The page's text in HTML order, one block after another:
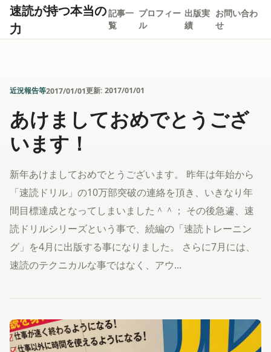
速読が持つ本当の
力
記事一
覧
プロフィー
ル
出版実
績
お問い合わ
せ
近況報告等2017/01/01更新: 2017/01/01
あけましておめでとうござ
います！
新年あけましておめでとうございます。 昨年は年始から
「速読ドリル」の10万部突破の連絡を頂き、いきなり年
間目標達成となってしまいました＾＾； その後急遽、速
読ドリルシリーズという事で、続編の「速読トレーニン
グ」を4月に出版する事になりました。 さらに7月には、
速読のテクニカルな事ではなく、アウ...